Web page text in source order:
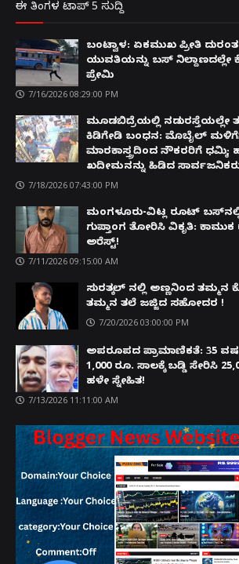
ಈ ತಿಂಗಳ ಟಾಪ್ 5 ಸುದ್ದಿ
ಬಂಟ್ವಾಳ: ಏಕಮುಖ ಪ್ರೀತಿ
ಯುವತಿಯನ್ನು ಬಸ್ ನಿಲ್ದಾಣದಲ್ಲೇ
ಪ್ರೇಮಿ
7/16/2026 08:29:00 PM
ಮೂಡಬಿದ್ರೆಯಲ್ಲಿ ನಡುರಸ್ತೆಯಲ್ಲೇ
ಕಿಡಿಗೇಡಿ ಬಂಧನ: ಮೊಬೈಲ್ ಮಳಿಗೆಗೆ
ಮಾರಕಾಸ್ತ್ರದಿಂದ ನೌಕರರಿಗೆ ಧಮ್ಕಿ;
ಖದೀಮನನ್ನು ಹಿಡಿದ ಸಾರ್ವಜನಿಕರು!
7/18/2026 07:43:00 PM
ಮಂಗಳೂರು-ವಿಟ್ಲ ರೂಟ್
ಗುಪ್ತಾಂಗ ತೋರಿಸಿ ವಿಕೃತಿ:
ಅರೆಸ್ಟ್!
7/11/2026 09:15:00 AM
ಸುರತ್ಕಲ್ ನಲ್ಲಿ ಅಣ್ಣನಿಂದ ತಮ್ಮನ
ತಮ್ಮನ ತಲೆ ಜಜ್ಜಿದ ಸಹೋದರ !
7/20/2026 03:00:00 PM
ಅಪರೂಪದ ಪ್ರಾಮಾಣಿಕತೆ: 35
1,000 ರೂ. ಸಾಲಕ್ಕೆ ಬಡ್ಡಿ ಸೇರಿಸಿ
ಹಳೇ ಸ್ನೇಹಿತ!
7/13/2026 11:11:00 AM